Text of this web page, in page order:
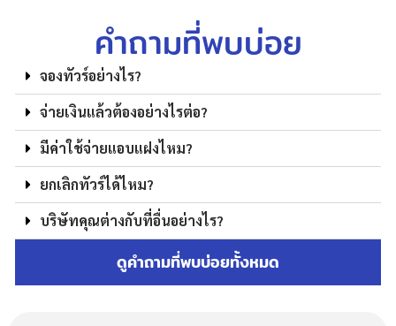
คำถามที่พบบ่อย
จองทัวร์อย่างไร?
จ่ายเงินแล้วต้องอย่างไรต่อ?
มีค่าใช้จ่ายแอบแฝงไหม?
ยกเลิกทัวร์ได้ไหม?
บริษัทคุณต่างกับที่อื่นอย่างไร?
ดูคำถามที่พบบ่อยทั้งหมด